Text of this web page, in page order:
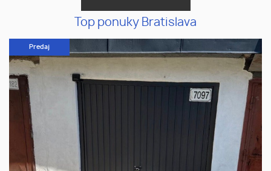
Top ponuky Bratislava
Predaj